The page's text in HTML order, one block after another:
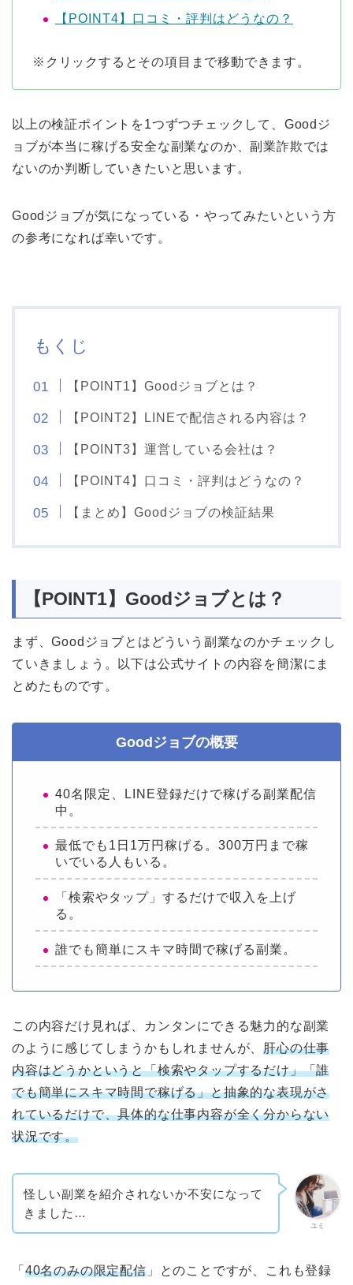
【POINT4】口コミ・評判はどうなの？
※クリックするとその項目まで移動できます。
以上の検証ポイントを1つずつチェックして、Goodジ
ョブが本当に稼げる安全な副業なのか、副業詐欺では
ないのか判断していきたいと思います。
Goodジョブが気になっている・やってみたいという方
の参考になれば幸いです。
もくじ
【POINT1】Goodジョブとは？
【POINT2】LINEで配信される内容は？
【POINT3】運営している会社は？
【POINT4】口コミ・評判はどうなの？
【まとめ】Goodジョブの検証結果
【POINT1】Goodジョブとは？
まず、Goodジョブとはどういう副業なのかチェックし
ていきましょう。以下は公式サイトの内容を簡潔にま
とめたものです。
Goodジョブの概要
40名限定、LINE登録だけで稼げる副業配信
中。
最低でも1日1万円稼げる。300万円まで稼
いでいる人もいる。
「検索やタップ」するだけで収入を上げ
る。
誰でも簡単にスキマ時間で稼げる副業。
この内容だけ見れば、カンタンにできる魅力的な副業
のように感じてしまうかもしれませんが、肝心の仕事
内容はどうかというと「検索やタップするだけ」「誰
でも簡単にスキマ時間で稼げる」と抽象的な表現がさ
れているだけで、具体的な仕事内容が全く分からない
状況です。
ユミ
怪しい副業を紹介されないか不安になって
きました…
「 40名のみの限定配信」とのことですが、これも登録